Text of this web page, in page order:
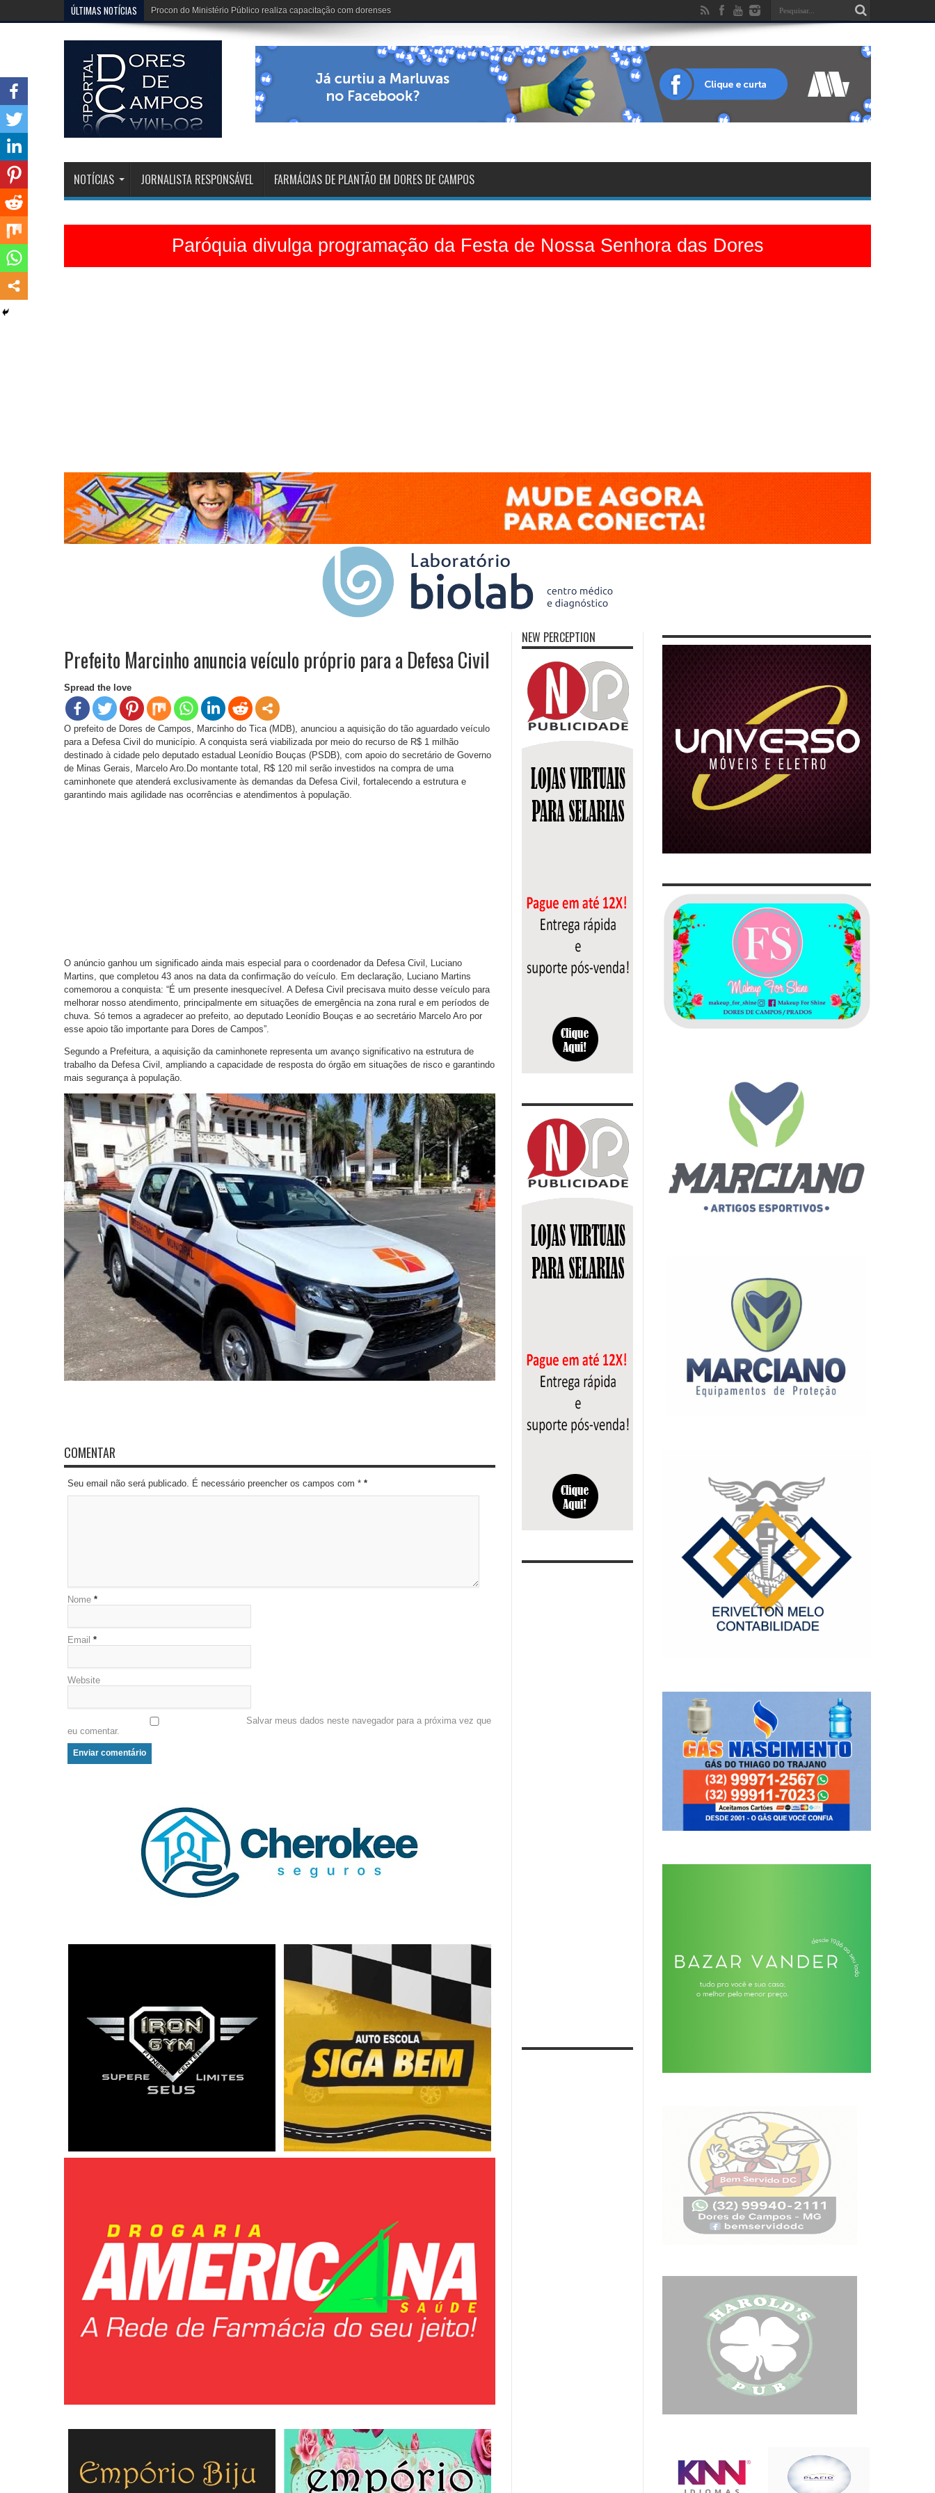
ÚLTIMAS NOTÍCIAS Dona Dirinha celebra uma marca extraordinária: 102 anos de vida
NOTÍCIAS JORNALISTA RESPONSÁVEL FARMÁCIAS DE PLANTÃO EM DORES DE CAMPOS
Paróquia divulga programação da Festa de Nossa Senhora das Dores
Prefeito Marcinho anuncia veículo próprio para a Defesa Civil
Spread the love
O prefeito de Dores de Campos, Marcinho do Tica (MDB), anunciou a aquisição do tão aguardado veículo
para a Defesa Civil do município. A conquista será viabilizada por meio do recurso de R$ 1 milhão
destinado à cidade pelo deputado estadual Leonídio Bouças (PSDB), com apoio do secretário de Governo
de Minas Gerais, Marcelo Aro.Do montante total, R$ 120 mil serão investidos na compra de uma
caminhonete que atenderá exclusivamente às demandas da Defesa Civil, fortalecendo a estrutura e
garantindo mais agilidade nas ocorrências e atendimentos à população.
O anúncio ganhou um significado ainda mais especial para o coordenador da Defesa Civil, Luciano
Martins, que completou 43 anos na data da confirmação do veículo. Em declaração, Luciano Martins
comemorou a conquista: “É um presente inesquecível. A Defesa Civil precisava muito desse veículo para
melhorar nosso atendimento, principalmente em situações de emergência na zona rural e em períodos de
chuva. Só temos a agradecer ao prefeito, ao deputado Leonídio Bouças e ao secretário Marcelo Aro por
esse apoio tão importante para Dores de Campos”.
Segundo a Prefeitura, a aquisição da caminhonete representa um avanço significativo na estrutura de
trabalho da Defesa Civil, ampliando a capacidade de resposta do órgão em situações de risco e garantindo
mais segurança à população.
COMENTAR
Seu email não será publicado. É necessário preencher os campos com * *
Nome *
Email *
Website
Salvar meus dados neste navegador para a próxima vez que
eu comentar.
NEW PERCEPTION